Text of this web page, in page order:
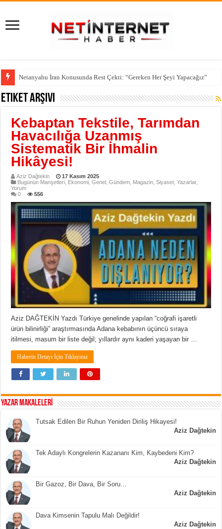
Netanyahu İran Konusunda Rest Çekti: “Gereken Her Şeyi Yapacağız”
Etiket Arşivi
Kebaptan Tekstile, Tarımdan
Havacılığa Uzanmış
Sistematik Bir İhmalin
Hikâyesi!
Aziz Dağtekin
17 Kasım 2025
Bugünün Manşetleri Ekonomi ,Genel ,Gündem Magazin ,Siyaset ,Yazarlar,
Yorum
0
556
Aziz DAĞTEKİN Yazdı Türkiye genelinde yapılan “coğrafi işaretli
ürün bilinirliği” araştırmasında Adana kebabının üçüncü sıraya
itilmesi, masum bir liste değil; yıllardır aynı kaderi yaşayan bir …
Haberin Detayı İçin Tıklayınız
YAZAR MAKALELERİ
Tutsak Edilen Bir Ruhun Yeniden Diriliş Hikayesi!
Aziz Dağtekin
Tek Adaylı Kongrelerin Kazananı Kim, Kaybedeni Kim?
Aziz Dağtekin
Bir Gazoz, Bir Dava, Bir Soru…
Aziz Dağtekin
Dava Kimsenin Tapulu Malı Değildir!
Aziz Dağtekin